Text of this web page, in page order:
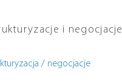
i negocjacje
/ negocjacje